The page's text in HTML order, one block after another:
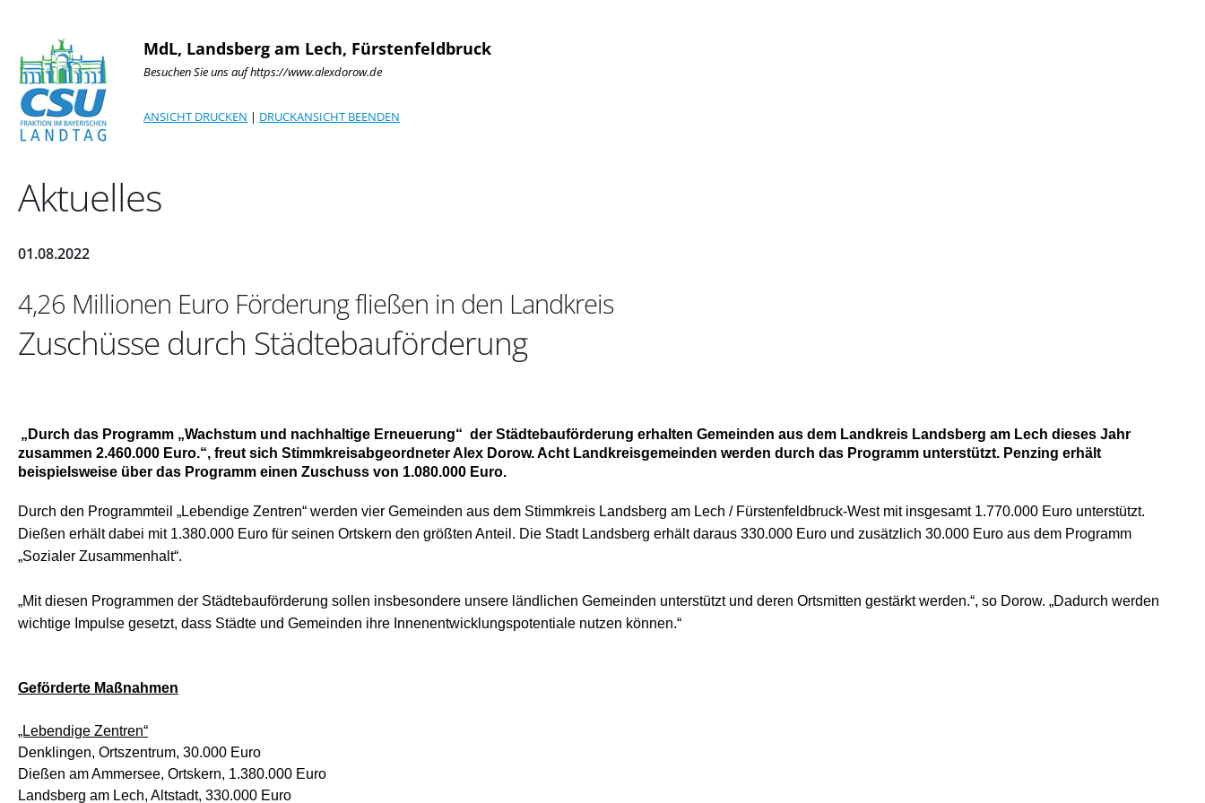
MdL, Landsberg am Lech, Fürstenfeldbruck
Besuchen Sie uns auf https://www.alexdorow.de
ANSICHT DRUCKEN | DRUCKANSICHT BEENDEN
Aktuelles
01.08.2022
4,26 Millionen Euro Förderung fließen in den Landkreis
Zuschüsse durch Städtebauförderung
Durch das Programm Wachstum und nachhaltige Erneuerung“ der Städtebauförderung erhalten Gemeinden aus dem Landkreis Landsberg am Lech dieses Jahr
zusammen 2.460.000 Euro.“, freut sich Stimmkreisabgeordneter Alex Dorow. Acht Landkreisgemeinden werden durch das Programm unterstützt. Penzing erhält
beispielsweise über das Programm einen Zuschuss von 1.080.000 Euro.
Durch den Programmteil „Lebendige Zentren“ werden vier Gemeinden aus dem Stimmkreis Landsberg am Lech / Fürstenfeldbruck-West mit insgesamt 1.770.000 Euro unterstützt.
Dießen erhält dabei mit 1.380.000 Euro für seinen Ortskern den größten Anteil. Die Stadt Landsberg erhält daraus 330.000 Euro und zusätzlich 30.000 Euro aus dem Programm
Sozialer Zusammenhalt“.
Mit diesen Programmen der Städtebauförderung sollen insbesondere unsere ländlichen Gemeinden unterstützt und deren Ortsmitten gestärkt werden.“, so Dorow. „Dadurch werden
wichtige Impulse gesetzt, dass Städte und Gemeinden ihre Innenentwicklungspotentiale nutzen können.“
Geförderte Maßnahmen
Lebendige Zentren“
Denklingen, Ortszentrum, 30.000 Euro
Dießen am Ammersee, Ortskern, 1.380.000 Euro
Landsberg am Lech, Altstadt, 330.000 Euro